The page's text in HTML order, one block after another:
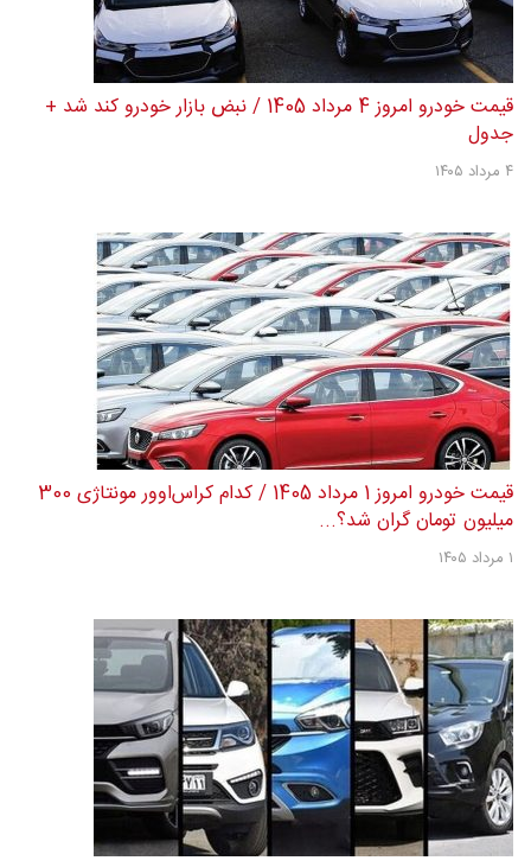
قیمت خودرو امروز 4 مرداد 1405 / نبض بازار خودرو کند شد +
جدول
۴ مرداد ۱۴۰۵
قیمت خودرو امروز 1 مرداد 1405 / کدام کراس‌اوور مونتاژی 300
میلیون تومان گران شد؟...
۱ مرداد ۱۴۰۵